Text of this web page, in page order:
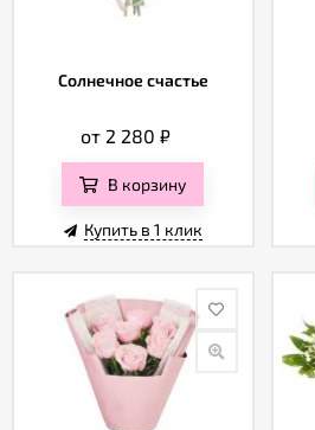
Солнечное счастье
от 2 280₽
В корзину
Купить в 1 клик